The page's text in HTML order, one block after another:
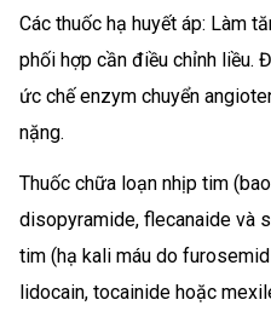
Các thuốc hạ huyết áp: Làm
phối hợp cần điều chỉnh liều.
ức chế enzym chuyển
nặng.
Thuốc chữa loạn nhịp tim
disopyramide, flecanaide và
tim (hạ kali máu do
lidocain, tocainide hoặc